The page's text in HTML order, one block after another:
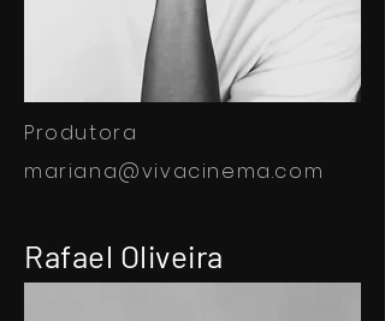
Produtora
mariana@vivacinema.com
Rafael Oliveira